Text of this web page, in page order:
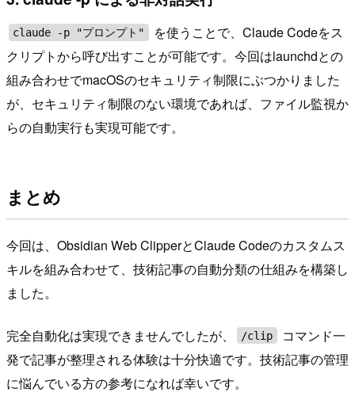
claude -p "プロンプト"
を使うことで、Claude Codeをス
クリプトから呼び出すことが可能です。今回はlaunchdとの
組み合わせでmacOSのセキュリティ制限にぶつかりました
が、セキュリティ制限のない環境であれば、ファイル監視か
らの自動実行も実現可能です。
まとめ
今回は、Obsidian Web ClipperとClaude Codeのカスタムス
キルを組み合わせて、技術記事の自動分類の仕組みを構築し
ました。
完全自動化は実現できませんでしたが、 /clip
コマンド一
発で記事が整理される体験は十分快適です。技術記事の管理
に悩んでいる方の参考になれば幸いです。